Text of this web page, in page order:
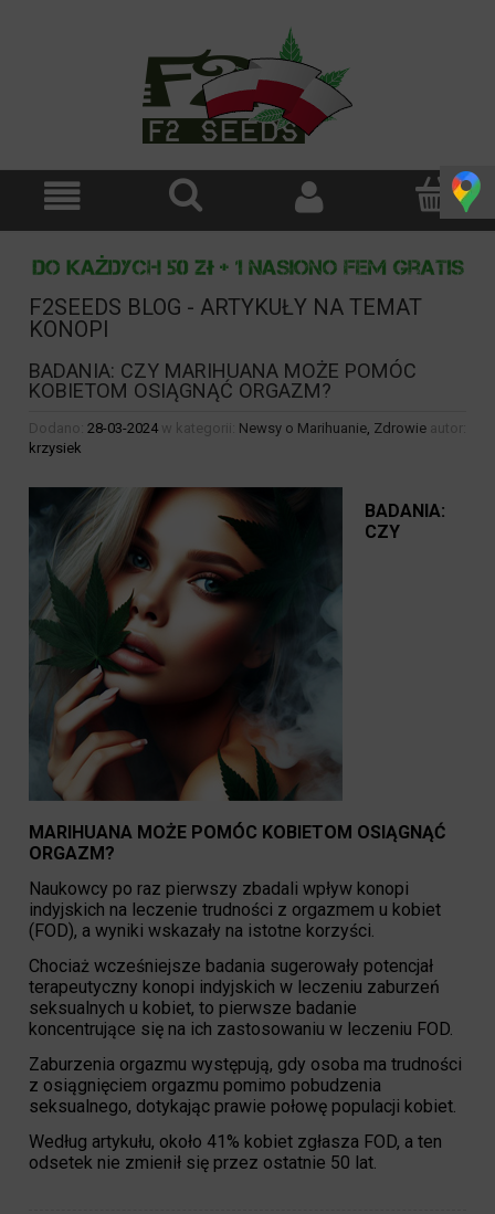
F2SEEDS BLOG - ARTYKUŁY NA TEMAT
KONOPI
BADANIA: CZY MARIHUANA MOŻE POMÓC
KOBIETOM OSIĄGNĄĆ ORGAZM?
Dodano: 28-03-2024 w kategorii: Newsy o Marihuanie, Zdrowie autor:
krzysiek
BADANIA:
CZY
MARIHUANA MOŻE POMÓC KOBIETOM OSIĄGNĄĆ
ORGAZM?
Naukowcy po raz pierwszy zbadali wpływ konopi
indyjskich na leczenie trudności z orgazmem u kobiet
(FOD), a wyniki wskazały na istotne korzyści.
Chociaż wcześniejsze badania sugerowały potencjał
terapeutyczny konopi indyjskich w leczeniu zaburzeń
seksualnych u kobiet, to pierwsze badanie
koncentrujące się na ich zastosowaniu w leczeniu FOD.
Zaburzenia orgazmu występują, gdy osoba ma trudności
z osiągnięciem orgazmu pomimo pobudzenia
seksualnego, dotykając prawie połowę populacji kobiet.
Według artykułu, około 41% kobiet zgłasza FOD, a ten
odsetek nie zmienił się przez ostatnie 50 lat.